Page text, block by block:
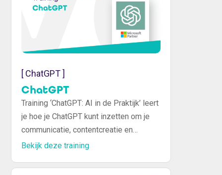
[ ChatGPT ]
ChatGPT
Training ‘ChatGPT: AI in de Praktijk’ leert
je hoe je ChatGPT kunt inzetten om je
communicatie, contentcreatie en
werkprocessen te verbeteren. Je
gebruikt om efficiënt te werken,
Bekijk deze training